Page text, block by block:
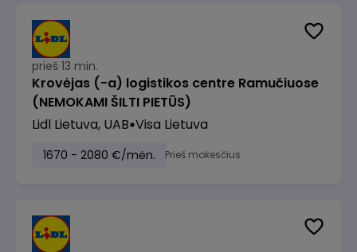
prieš 13 min.
Krovėjas (-a) logistikos centre Ramučiuose
(NEMOKAMI ŠILTI PIETŪS)
Lidl Lietuva, UAB Visa Lietuva
1670 - 2080 €/mėn. Prieš mokesčius